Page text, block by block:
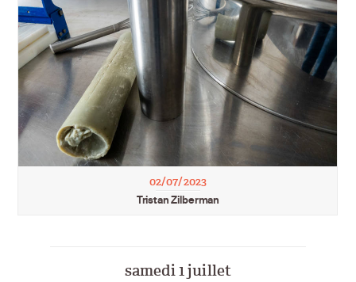
02/07/2023
Tristan Zilberman
samedi 1 juillet